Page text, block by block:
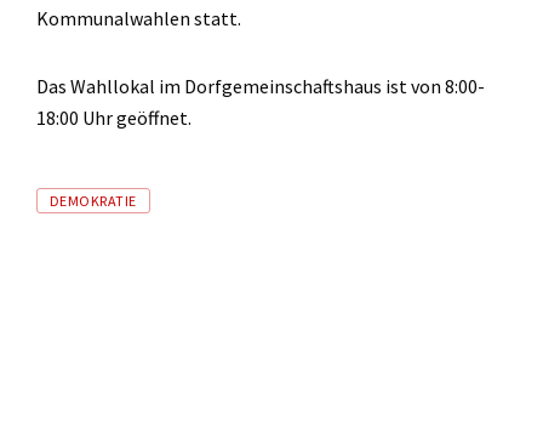
Kommunalwahlen statt.
Das Wahllokal im Dorfgemeinschaftshaus ist von 8:00-
18:00 Uhr geöffnet.
Tags
DEMOKRATIE